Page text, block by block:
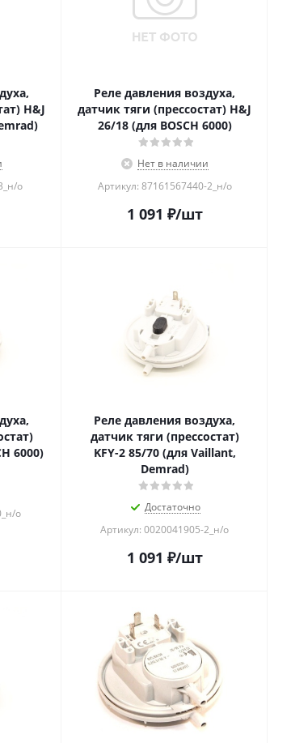
H&J
о
Реле давления воздуха,
датчик тяги (прессостат) H&J
26/18 (для BOSCH 6000)
Нет в наличии
Артикул: 87161567440-2_н/о
1 091 ₽/шт
6000)
о
Реле давления воздуха,
датчик тяги (прессостат)
KFY-2 85/70 (для Vaillant,
Demrad)
Достаточно
Артикул: 0020041905-2_н/о
1 091 ₽/шт